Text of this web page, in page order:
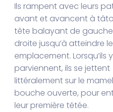
Ils rampent avec leurs
avant et avancent à
tête balayant de
droite jusqu’à atteindre
emplacement. Lorsqu’ils y
parviennent, ils se jettent
littéralement sur le
bouche ouverte, pour
leur première tétée.